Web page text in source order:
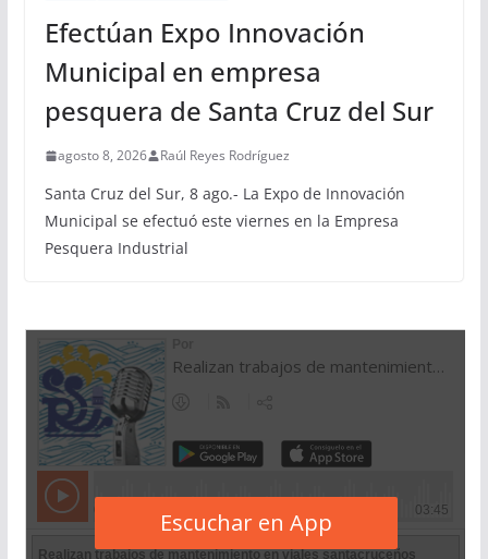
Efectúan Expo Innovación
Municipal en empresa
pesquera de Santa Cruz del Sur
agosto 8, 2026 Raúl Reyes Rodríguez
Santa Cruz del Sur, 8 ago.- La Expo de Innovación
Municipal se efectuó este viernes en la Empresa
Pesquera Industrial